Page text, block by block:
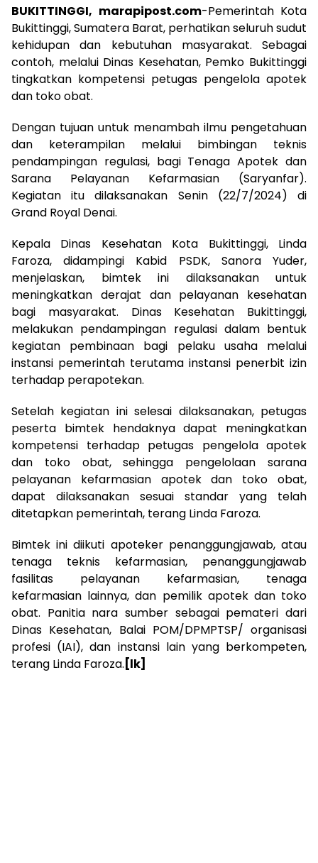
BUKITTINGGI, marapipost.com-Pemerintah Kota
Bukittinggi, Sumatera Barat, perhatikan seluruh sudut
kehidupan dan kebutuhan masyarakat. Sebagai
contoh, melalui Dinas Kesehatan, Pemko Bukittinggi
tingkatkan kompetensi petugas pengelola apotek
dan toko obat.
Dengan tujuan untuk menambah ilmu pengetahuan
dan keterampilan melalui bimbingan teknis
pendampingan regulasi, bagi Tenaga Apotek dan
Sarana Pelayanan Kefarmasian (Saryanfar).
Kegiatan itu dilaksanakan Senin (22/7/2024) di
Grand Royal Denai.
Kepala Dinas Kesehatan Kota Bukittinggi, Linda
Faroza, didampingi Kabid PSDK, Sanora Yuder,
menjelaskan, bimtek ini dilaksanakan untuk
meningkatkan derajat dan pelayanan kesehatan
bagi masyarakat. Dinas Kesehatan Bukittinggi,
melakukan pendampingan regulasi dalam bentuk
kegiatan pembinaan bagi pelaku usaha melalui
instansi pemerintah terutama instansi penerbit izin
terhadap perapotekan.
Setelah kegiatan ini selesai dilaksanakan, petugas
peserta bimtek hendaknya dapat meningkatkan
kompetensi terhadap petugas pengelola apotek
dan toko obat, sehingga pengelolaan sarana
pelayanan kefarmasian apotek dan toko obat,
dapat dilaksanakan sesuai standar yang telah
ditetapkan pemerintah, terang Linda Faroza.
Bimtek ini diikuti apoteker penanggungjawab, atau
tenaga teknis kefarmasian, penanggungjawab
fasilitas pelayanan kefarmasian, tenaga
kefarmasian lainnya, dan pemilik apotek dan toko
obat. Panitia nara sumber sebagai pemateri dari
Dinas Kesehatan, Balai POM/DPMPTSP/ organisasi
profesi (IAI), dan instansi lain yang berkompeten,
terang Linda Faroza. [lk]